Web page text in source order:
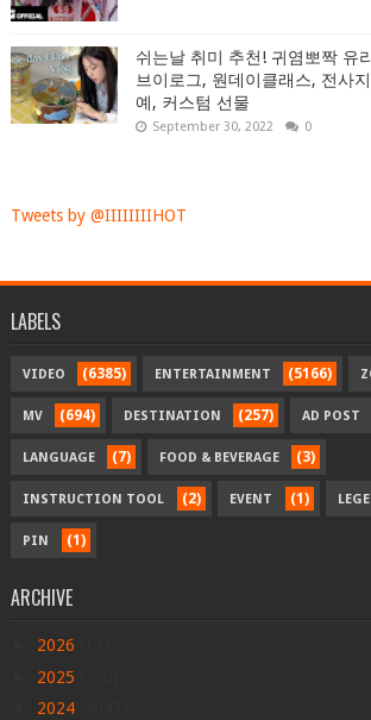
쉬는날 취미 추천! 귀염뽀짝 유
브이로그, 원데이클래스, 전사
예, 커스텀 선물
September 30, 2022 0
Tweets by @IIIIIIIIHOT
LABELS
VIDEO (6385) ENTERTAINMENT (5166)
MV (694) DESTINATION (257) AD POST
LANGUAGE (7) FOOD & BEVERAGE (3)
INSTRUCTION TOOL (2) EVENT (1)
PIN (1)
ARCHIVE
2026
2025
2024